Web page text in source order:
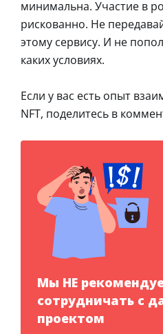
минимальна. Участие в
рискованно. Не
этому сервису. И не
каких условиях.
Если у вас есть опыт
NFT, поделитесь в
Мы НЕ
сотрудничать с
проектом